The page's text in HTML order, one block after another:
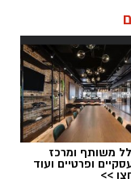
משותף ומרכז
ופרטיים ועוד
>>